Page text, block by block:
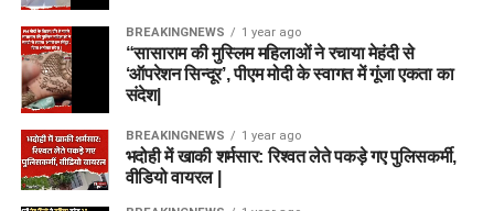
BREAKINGNEWS 1 year ago
“सासाराम की मुस्लिम महिलाओं ने रचाया मेहंदी से
‘ऑपरेशन सिन्दूर’, पीएम मोदी के स्वागत में गूंजा एकता का
संदेश|
BREAKINGNEWS 1 year ago
भदोही में खाकी शर्मसार: रिश्वत लेते पकड़े गए पुलिसकर्मी,
वीडियो वायरल |